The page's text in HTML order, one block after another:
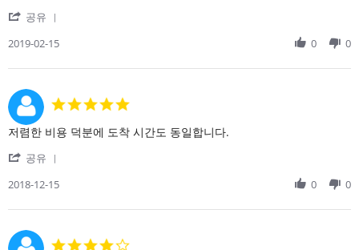
가
공유
on
Feb
2019
2019-02-15 0 0
rating
Review
on
Dec
review
저
한
용
분
저렴한 비용 덕분에 도착 시간도 동일합니다.
공유
on
Dec
2018-12-15 0 0